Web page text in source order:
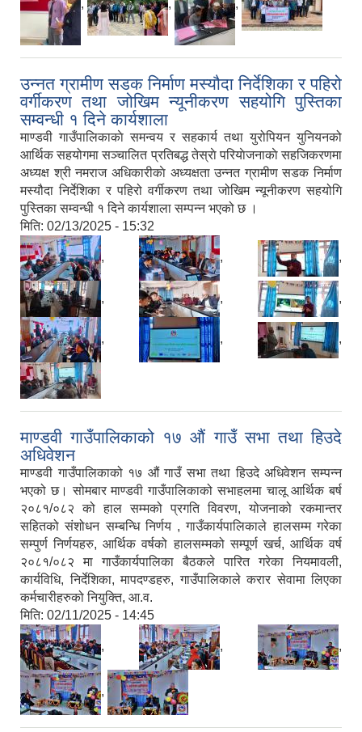
, , ,
उन्नत ग्रामीण सडक निर्माण मस्यौदा निर्देशिका र पहिरो
वर्गीकरण तथा जोखिम न्यूनीकरण सहयोगि पुस्तिका
सम्वन्धी १ दिने कार्यशाला
माण्डवी गाउँपालिकाकाे समन्वय र सहकार्य तथा युरोपियन युनियनको
आर्थिक सहयोगमा सञ्चालित प्रतिबद्ध तेस्राे परियाेजनाकाे सहजिकरणमा
अध्यक्ष श्री नमराज अधिकारीकाे अध्यक्षता उन्नत ग्रामीण सडक निर्माण
मस्यौदा निर्देशिका र पहिरो वर्गीकरण तथा जोखिम न्यूनीकरण सहयोगि
पुस्तिका सम्वन्धी १ दिने कार्यशाला सम्पन्न भएको छ ।
मिति: 02/13/2025 - 15:32
, , ,
, , ,
, , ,
माण्डवी गाउँपालिकाको १७ औं गाउँ सभा तथा हिउदे
अधिवेशन
माण्डवी गाउँपालिकाको १७ औं गाउँ सभा तथा हिउदे अधिवेशन सम्पन्न
भएको छ। सोमबार माण्डवी गाउँपालिकाको सभाहलमा चालू आर्थिक बर्ष
२०८१/०८२ को हाल सम्मको प्रगति विवरण, योजनाको रकमान्तर
सहितको संशोधन सम्बन्धि निर्णय , गाउँकार्यपालिकाले हालसम्म गरेका
सम्पुर्ण निर्णयहरु, आर्थिक वर्षको हालसम्मको सम्पूर्ण खर्च, आर्थिक वर्ष
२०८१/०८२ मा गाउँकार्यपालिका बैठकले पारित गरेका नियमावली,
कार्यविधि, निर्देशिका, मापदण्डहरु, गाउँपालिकाले करार सेवामा लिएका
कर्मचारीहरुको नियुक्ति, आ.व.
मिति: 02/11/2025 - 14:45
, , ,
,